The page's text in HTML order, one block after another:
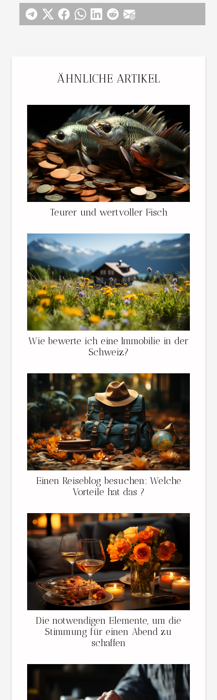
ÄHNLICHE ARTIKEL
Teurer und wertvoller Fisch
Wie bewerte ich eine Immobilie in der
Schweiz?
Einen Reiseblog besuchen: Welche
Vorteile hat das ?
Die notwendigen Elemente, um die
Stimmung für einen Abend zu
schaffen